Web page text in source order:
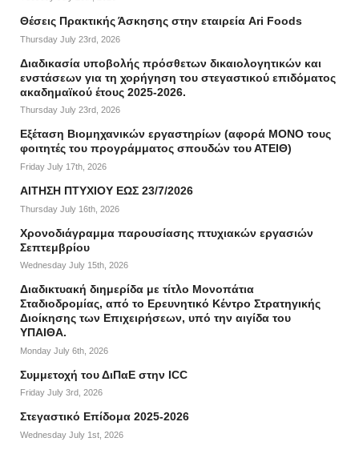
Θέσεις Πρακτικής Άσκησης στην εταιρεία Ari Foods
Thursday July 23rd, 2026
Διαδικασία υποβολής πρόσθετων δικαιολογητικών και
ενστάσεων για τη χορήγηση του στεγαστικού επιδόματος
ακαδημαϊκού έτους 2025-2026.
Thursday July 23rd, 2026
Εξέταση Βιομηχανικών εργαστηρίων (αφορά ΜΟΝΟ τους
φοιτητές του προγράμματος σπουδών του ΑΤΕΙΘ)
Friday July 17th, 2026
ΑΙΤΗΣΗ ΠΤΥΧΙΟΥ ΕΩΣ 23/7/2026
Thursday July 16th, 2026
Χρονοδιάγραμμα παρουσίασης πτυχιακών εργασιών
Σεπτεμβρίου
Wednesday July 15th, 2026
Διαδικτυακή διημερίδα με τίτλο Μονοπάτια
Σταδιοδρομίας, από το Ερευνητικό Κέντρο Στρατηγικής
Διοίκησης των Επιχειρήσεων, υπό την αιγίδα του
ΥΠΑΙΘΑ.
Monday July 6th, 2026
Συμμετοχή του ΔιΠαΕ στην ICC
Friday July 3rd, 2026
Στεγαστικό Επίδομα 2025-2026
Wednesday July 1st, 2026